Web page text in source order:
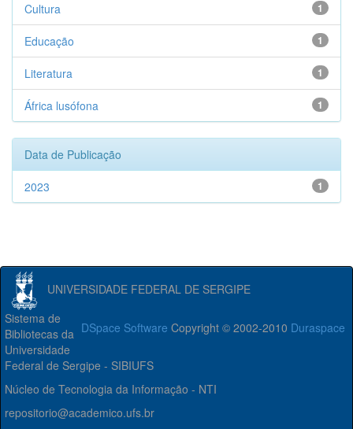
1
Cultura
1
Educação
1
Literatura
1
África lusófona
Data de Publicação
1
2023
UNIVERSIDADE FEDERAL DE SERGIPE
DSpace Software Copyright © 2002-2010 Duraspace
Sistema de
Bibliotecas da
Universidade
Federal de Sergipe - SIBIUFS
Núcleo de Tecnologia da Informação - NTI
repositorio@academico.ufs.br